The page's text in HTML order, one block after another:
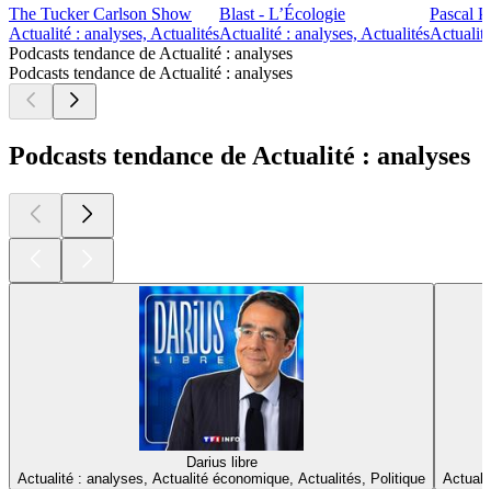
The Tucker Carlson Show
Actualité : analyses, Actualités
Blast - L’Écologie
Actualité : analyses, Actualités
Pascal
Podcasts tendance de Actualité : analyses
Podcasts tendance de Actualité : analyses
Podcasts tendance de Actualité : analyses
Darius libre
Actualité : analyses, Actualité économique, Actualités, Politique